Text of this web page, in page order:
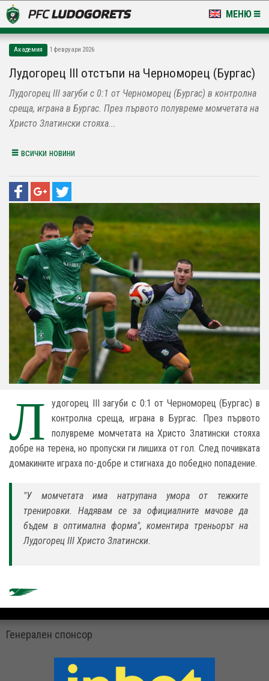
МЕНЮ
LUDOGORETS TV
НА ТЕРЕНА
СТАДИОН & БАЗИ
КЛУБ
Академия 1 февруари 2026
Лудогорец III отстъпи на Черноморец (Бургас)
Лудогорец III загуби с 0:1 от Черноморец (Бургас) в контролна
среща, играна в Бургас. През първото полувреме момчетата на
Христо Златински стояха...
всички новини
Л
удогорец III загуби с 0:1 от Черноморец (Бургас) в
контролна среща, играна в Бургас. През първото
полувреме момчетата на Христо Златински стояха
добре на терена, но пропуски ги лишиха от гол. След почивката
домакините играха по-добре и стигнаха до победно попадение.
"У момчетата има натрупана умора от тежките
тренировки. Надявам се за официалните мачове да
бъдем в оптимална форма", коментира треньорът на
Лудогорец III Христо Златински.
Генерален спонсор